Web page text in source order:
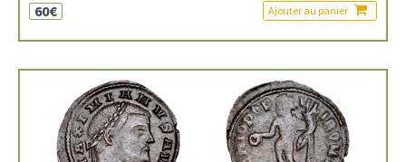
60€ Ajouter au panier